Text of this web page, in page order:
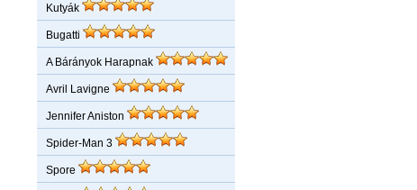
Kutyák
Bugatti
A Bárányok Harapnak
Avril Lavigne
Jennifer Aniston
Spider-Man 3
Spore